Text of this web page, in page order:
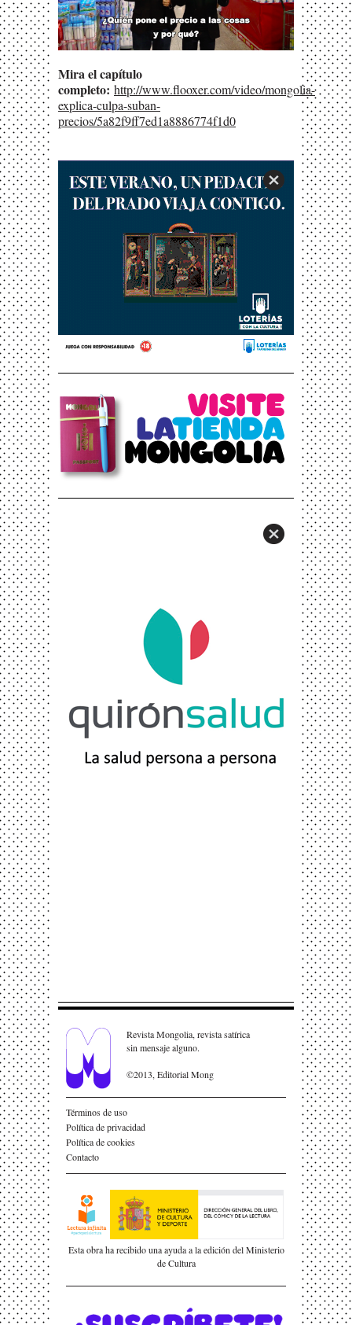
Mira el capítulo
completo: http://www.flooxer.com/video/mongolia-
explica-culpa-suban-
precios/5a82f9ff7ed1a8886774f1d0
Revista Mongolia, revista satírica
sin mensaje alguno.
©2013, Editorial Mong
Términos de uso
Política de privacidad
Política de cookies
Contacto
Esta obra ha recibido una ayuda a la edición del Ministerio
de Cultura